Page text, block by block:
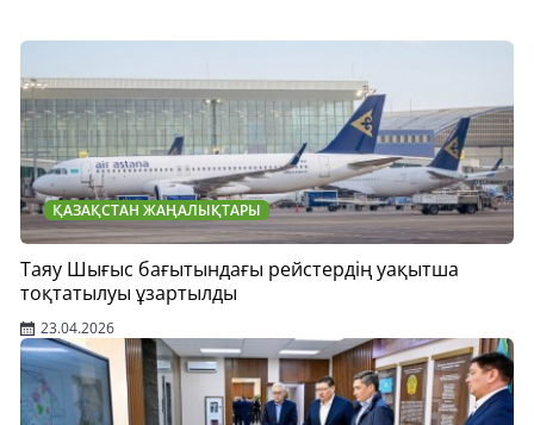
ҚАЗАҚСТАН ЖАҢАЛЫҚТАРЫ
Таяу Шығыс бағытындағы рейстердің уақытша
тоқтатылуы ұзартылды
23.04.2026